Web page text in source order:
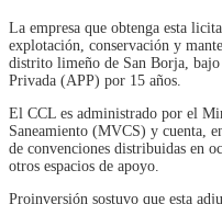
La empresa que obtenga esta
explotación, conservación y
distrito limeño de San Borja,
Privada (APP) por 15 años.
El CCL es administrado por el
Saneamiento (MVCS) y cuenta,
de convenciones distribuidas en
otros espacios de apoyo.
Proinversión sostuvo que esta